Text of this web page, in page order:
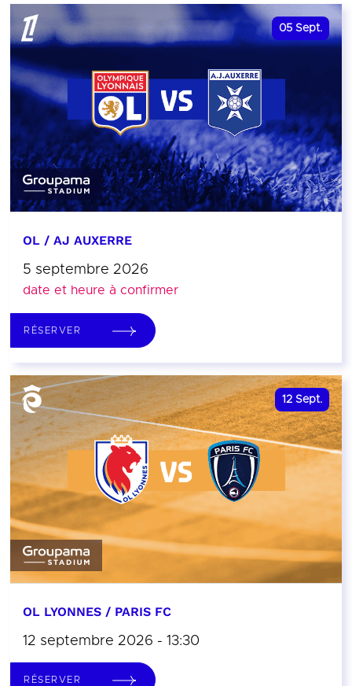
05 Sept.
OL / AJ AUXERRE
5 septembre 2026
date et heure à confirmer
RÉSERVER
12 Sept.
OL LYONNES / PARIS FC
12 septembre 2026 - 13:30
RÉSERVER